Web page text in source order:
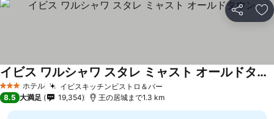
シェア お
3 ホテルのランク
ホテル イビスキッチンビストロ＆バー
イビス ワルシャワ スタレ ミャスト オールドタウン
料金を表示
8.5 大満足 19,354 王の居城まで1.3 km